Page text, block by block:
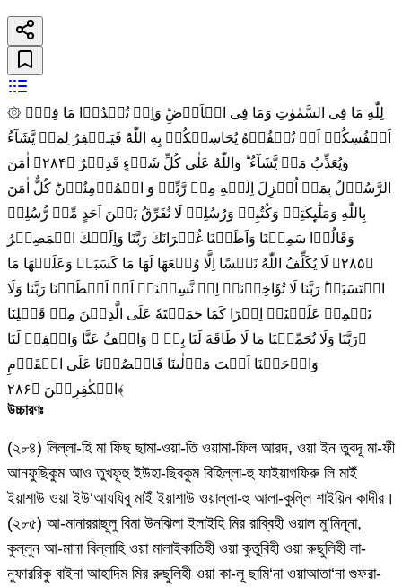
۞ لِلّٰهِ مَا فِى السَّمٰوٰتِ وَمَا فِى الۡاَرۡضِ‌ؕ وَاِنۡ تُبۡدُوۡا مَا فِىۡۤ
اَنۡفُسِكُمۡ اَوۡ تُخۡفُوۡهُ يُحَاسِبۡكُمۡ بِهِ اللّٰهُ‌ؕ فَيَـغۡفِرُ لِمَنۡ يَّشَآءُ
وَيُعَذِّبُ مَنۡ يَّشَآءُ‌ ؕ وَاللّٰهُ عَلٰى كُلِّ شَىۡءٍ قَدِيۡرٌ‏ ﴿۲۸۴﴾ اٰمَنَ
الرَّسُوۡلُ بِمَاۤ اُنۡزِلَ اِلَيۡهِ مِنۡ رَّبِّهٖ وَ الۡمُؤۡمِنُوۡنَ‌ؕ كُلٌّ اٰمَنَ
بِاللّٰهِ وَمَلٰٓٮِٕكَتِهٖ وَكُتُبِهٖ وَرُسُلِهٖ لَا نُفَرِّقُ بَيۡنَ اَحَدٍ مِّنۡ رُّسُلِهٖ‌
وَقَالُوۡا سَمِعۡنَا وَاَطَعۡنَا‌ غُفۡرَانَكَ رَبَّنَا وَاِلَيۡكَ الۡمَصِيۡرُ‏
﴿۲۸۵﴾ لَا يُكَلِّفُ اللّٰهُ نَفۡسًا اِلَّا وُسۡعَهَا لَهَا مَا كَسَبَتۡ وَعَلَيۡهَا مَا
اكۡتَسَبَتۡ‌ؕ رَبَّنَا لَا تُؤَاخِذۡنَاۤ اِنۡ نَّسِيۡنَاۤ اَوۡ اَخۡطَاۡنَا رَبَّنَا وَلَا
تَحۡمِلۡ عَلَيۡنَاۤ اِصۡرًا كَمَا حَمَلۡتَهٗ عَلَى الَّذِيۡنَ مِنۡ قَبۡلِنَا
‌‌ۚرَبَّنَا وَلَا تُحَمِّلۡنَا مَا لَا طَاقَةَ لَنَا بِهٖ‌ ۚ وَاعۡفُ عَنَّا وَاغۡفِرۡ لَنَا
وَارۡحَمۡنَا اَنۡتَ مَوۡلٰٮنَا فَانۡصُرۡنَا عَلَى الۡقَوۡمِ
الۡكٰفِرِيۡنَ‏ ﴿۲۸۶﴾
উচ্চারণঃ
(২৮৪) লিল্লা-হি মা ফিছ ছামা-ওয়া-তি ওয়ামা-ফিল আরদ, ওয়া ইন তুবদূ মা-ফী
আনফুছিকুম আও তুখফূহু ইউহা-ছিবকুম বিহিল্লা-হু ফাইয়াগফিরু লি মাইঁ
ইয়াশাউ ওয়া ইউ‘আযযিবু মাইঁ ইয়াশাউ ওয়াল্লা-হু আলা-কুল্লি শাইয়িন কাদীর।
(২৮৫) আ-মানাররাছূলু বিমা উনঝিলা ইলাইহি মির রাব্বিহী ওয়াল মু’মিনূনা,
কুল্লুন আ-মানা বিল্লাহি ওয়া মালাইকাতিহী ওয়া কুতুবিহী ওয়া রুছুলিহী লা-
নুফাররিকু বাইনা আহাদিম মির রুছুলিহী ওয়া কা-লূ ছামি‘না ওয়াআতা‘না গুফরা-